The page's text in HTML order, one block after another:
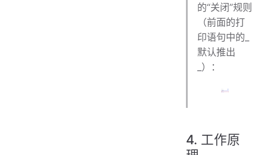
的“关闭”规则
（前面的打
印语句中的_
默认推出
_）：
4. 工作原